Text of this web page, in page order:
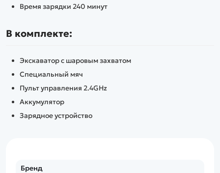
Время зарядки 240 минут
В комплекте:
Экскаватор c шаровым захватом
Специальный мяч
Пульт управления 2.4GHz
Аккумулятор
Зарядное устройство
Бренд